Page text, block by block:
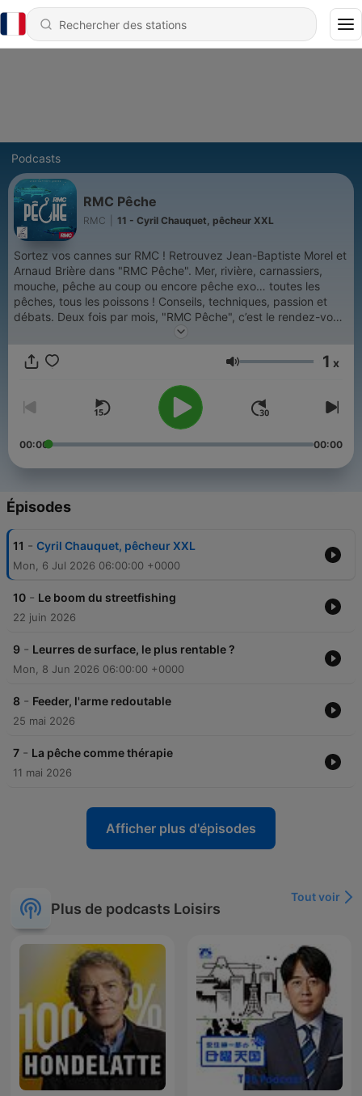
Podcasts
RMC Pêche
RMC 11 - Cyril Chauquet, pêcheur XXL
Sortez vos cannes sur RMC ! Retrouvez Jean-Baptiste Morel et
Arnaud Brière dans "RMC Pêche". Mer, rivière, carnassiers,
mouche, pêche au coup ou encore pêche exo… toutes les
pêches, tous les poissons ! Conseils, techniques, passion et
débats. Deux fois par mois, "RMC Pêche", c’est le rendez-vous
Volume 1 x
00:00 00:00
Épisodes
11 - Cyril Chauquet, pêcheur XXL
Mon, 6 Jul 2026 06:00:00 +0000
10 - Le boom du streetfishing
22 juin 2026
9 - Leurres de surface, le plus rentable ?
Mon, 8 Jun 2026 06:00:00 +0000
8 - Feeder, l'arme redoutable
25 mai 2026
7 - La pêche comme thérapie
11 mai 2026
Afficher plus d'épisodes
Plus de podcasts Loisirs
Tout voir